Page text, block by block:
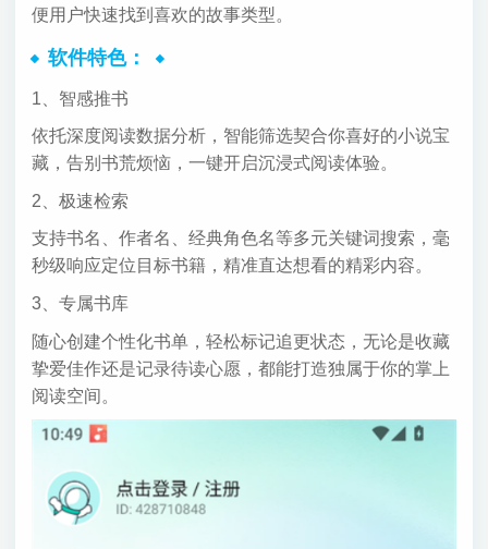
便用户快速找到喜欢的故事类型。
软件特色：
1、智感推书
依托深度阅读数据分析，智能筛选契合你喜好的小说宝
藏，告别书荒烦恼，一键开启沉浸式阅读体验。
2、极速检索
支持书名、作者名、经典角色名等多元关键词搜索，毫
秒级响应定位目标书籍，精准直达想看的精彩内容。
3、专属书库
随心创建个性化书单，轻松标记追更状态，无论是收藏
挚爱佳作还是记录待读心愿，都能打造独属于你的掌上
阅读空间。